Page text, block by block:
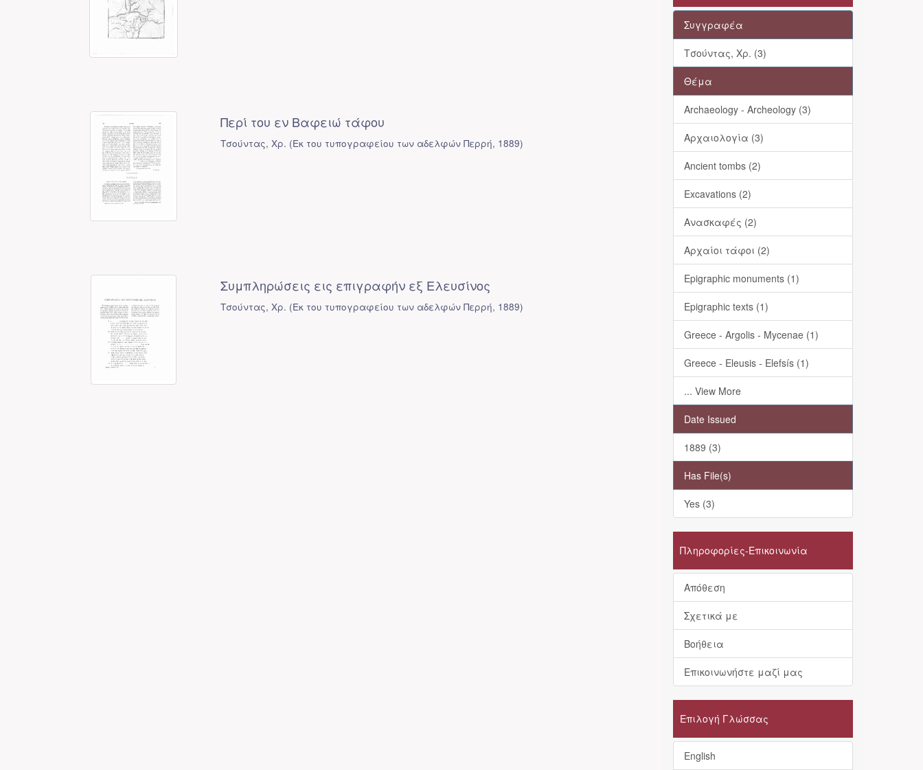
Περί του εν Βαφειώ τάφου
Τσούντας, Χρ. (Εκ του τυπογραφείου των αδελφών Περρή, 1889)
Συμπληρώσεις εις επιγραφήν εξ Ελευσίνος
Τσούντας, Χρ. (Εκ του τυπογραφείου των αδελφών Περρή, 1889)
Συγγραφέα
Τσούντας, Χρ. (3)
Θέμα
Archaeology - Archeology (3)
Αρχαιολογία (3)
Ancient tombs (2)
Excavations (2)
Ανασκαφές (2)
Αρχαίοι τάφοι (2)
Epigraphic monuments (1)
Epigraphic texts (1)
Greece - Argolis - Mycenae (1)
Greece - Eleusis - Elefsís (1)
... View More
Date Issued
1889 (3)
Has File(s)
Yes (3)
Πληροφορίες-Επικοινωνία
Απόθεση
Σχετικά με
Βοήθεια
Επικοινωνήστε μαζί μας
Επιλογή Γλώσσας
English